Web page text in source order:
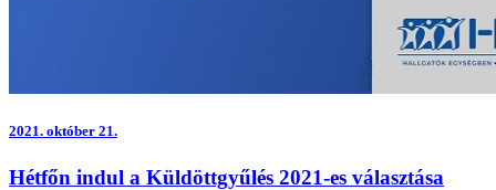
2021. október 21.
Hétfőn indul a Küldöttgyűlés 2021-es választása